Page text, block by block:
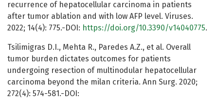
recurrence of hepatocellular carcinoma in patients
after tumor ablation and with low AFP level. Viruses.
2022; 14(4): 775.-DOI: https://doi.org/10.3390/v14040775.
Tsilimigras D.I., Mehta R., Paredes A.Z., et al. Overall
tumor burden dictates outcomes for patients
undergoing resection of multinodular hepatocellular
carcinoma beyond the milan criteria. Ann Surg. 2020;
272(4): 574-581.-DOI: